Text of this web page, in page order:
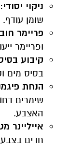
ניקוי יסודי
שומן עודף.
פריימר
ופריימר
קיבוע
בסיס מים
הנחת
שימרים
האצבע.
אייליינר
חדים